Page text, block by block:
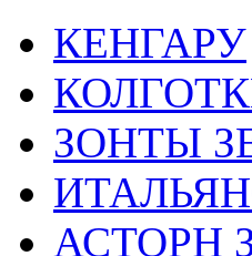
КЕНГАРУ
ЗОНТЫ
АСТОРН